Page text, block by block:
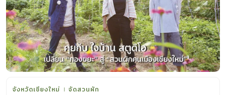
จังหวัดเชียงใหม่ จัดสวนผัก